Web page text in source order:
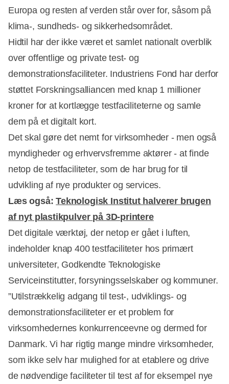
Europa og resten af verden står over for, såsom på
klima-, sundheds- og sikkerhedsområdet.
Hidtil har der ikke været et samlet nationalt overblik
over offentlige og private test- og
demonstrationsfaciliteter. Industriens Fond har derfor
støttet Forskningsalliancen med knap 1 millioner
kroner for at kortlægge testfaciliteterne og samle
dem på et digitalt kort.
Det skal gøre det nemt for virksomheder - men også
myndigheder og erhvervsfremme aktører - at finde
netop de testfaciliteter, som de har brug for til
udvikling af nye produkter og services.
Læs også:Teknologisk Institut halverer brugen
af nyt plastikpulver på 3D-printere
Det digitale værktøj, der netop er gået i luften,
indeholder knap 400 testfaciliteter hos primært
universiteter, Godkendte Teknologiske
Serviceinstitutter, forsyningsselskaber og kommuner.
”Utilstrækkelig adgang til test-, udviklings- og
demonstrationsfaciliteter er et problem for
virksomhedernes konkurrenceevne og dermed for
Danmark. Vi har rigtig mange mindre virksomheder,
som ikke selv har mulighed for at etablere og drive
de nødvendige faciliteter til test af for eksempel nye